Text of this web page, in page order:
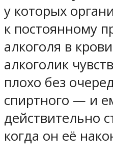
у которых
к постоянному
алкоголя в
алкоголик
плохо без
спиртного — и
действительно
когда он её